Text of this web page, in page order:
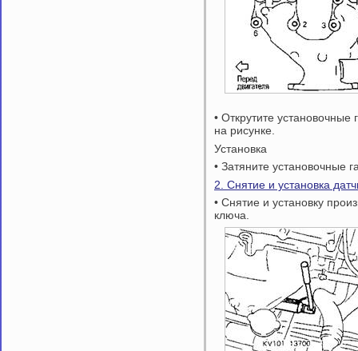
• Открутите
на рисунке.
Установка
• Затяните установочные
2. Снятие и установка
• Снятие и установку
ключа.